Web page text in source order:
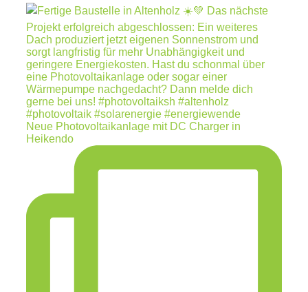
Neue Photovoltaikanlage mit DC Charger in
Heikendo